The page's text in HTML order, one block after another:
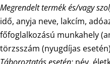
Megrendelt termék és/vagy
idő, anyja neve, lakcím,
főfoglalkozású munkahely
törzsszám (nyugdíjas